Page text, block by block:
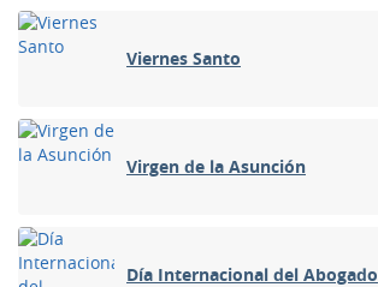
Viernes Santo
Virgen de la Asunción
Día Internacional del Abogado